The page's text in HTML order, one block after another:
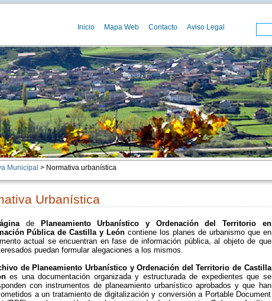
Inicio Mapa Web Contacto Aviso Legal
Municipal > Normativa urbanística
Urbanística
de
Planeamiento Urbanístico y Ordenación del Territorio en
Pública de Castilla y León contiene los planes de urbanismo que en
actual se encuentran en fase de información pública, al objeto de que
puedan formular alegaciones a los mismos.
de Planeamiento Urbanístico y Ordenación del Territorio de Castilla
es una documentación organizada y estructurada de expedientes que se
con instrumentos de planeamiento urbanístico aprobados y que han
a un tratamiento de digitalización y conversión a Portable Document